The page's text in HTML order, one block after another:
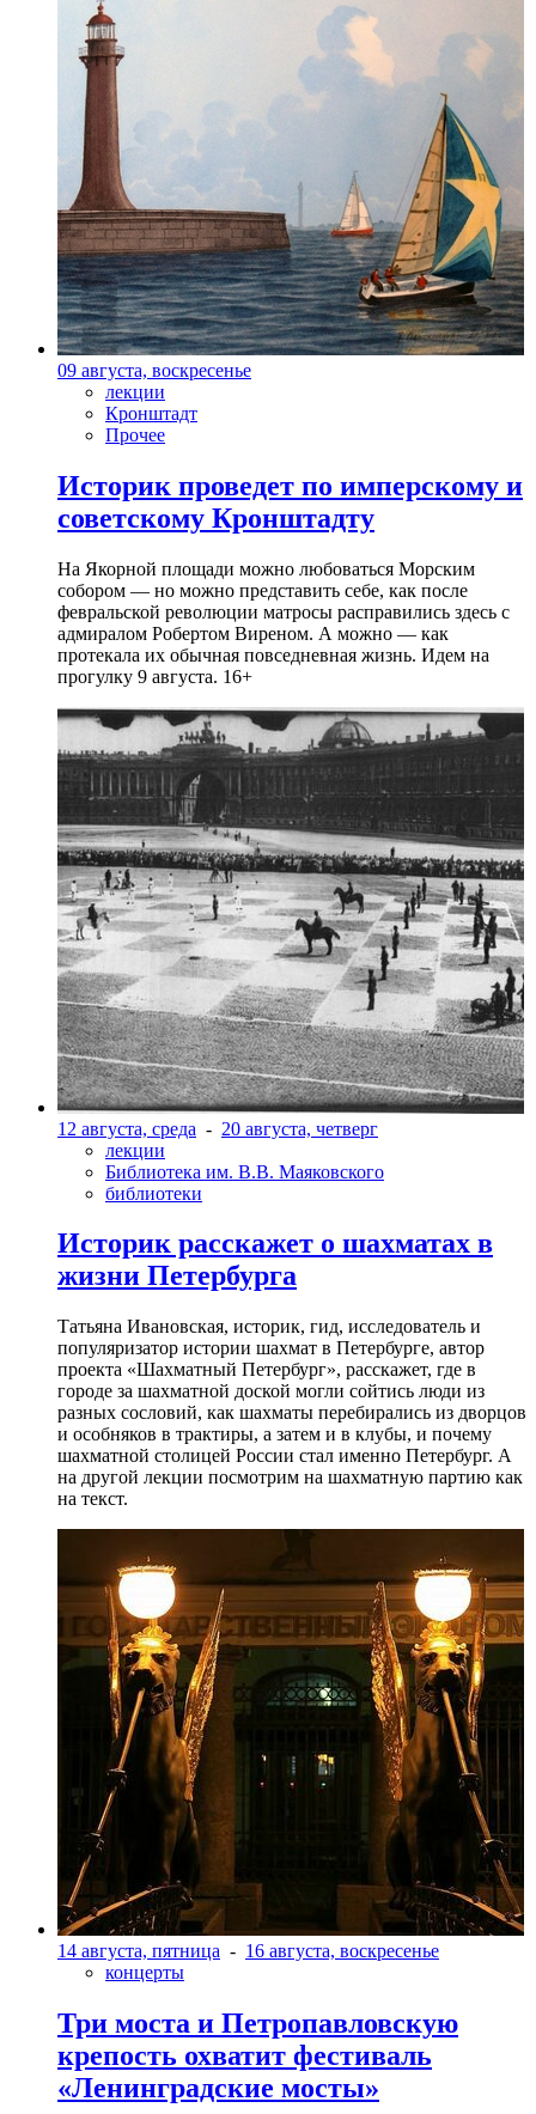
09 августа, воскресенье
лекции
Кронштадт
Прочее
Историк проведет по имперскому и
советскому Кронштадту
На Якорной площади можно любоваться Морским
собором — но можно представить себе, как после
февральской революции матросы расправились здесь с
адмиралом Робертом Виреном. А можно — как
протекала их обычная повседневная жизнь. Идем на
прогулку 9 августа. 16+
12 августа, среда - 20 августа, четверг
лекции
Библиотека им. В.В. Маяковского
библиотеки
Историк расскажет о шахматах в
жизни Петербурга
Татьяна Ивановская, историк, гид, исследователь и
популяризатор истории шахмат в Петербурге, автор
проекта «Шахматный Петербург», расскажет, где в
городе за шахматной доской могли сойтись люди из
разных сословий, как шахматы перебирались из дворцов
и особняков в трактиры, а затем и в клубы, и почему
шахматной столицей России стал именно Петербург. А
на другой лекции посмотрим на шахматную партию как
на текст.
14 августа, пятница - 16 августа, воскресенье
концерты
Три моста и Петропавловскую
крепость охватит фестиваль
«Ленинградские мосты»